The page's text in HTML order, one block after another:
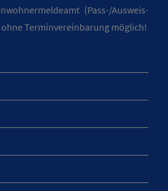
(Pass-/Ausweis-
Terminvereinbarung möglich!